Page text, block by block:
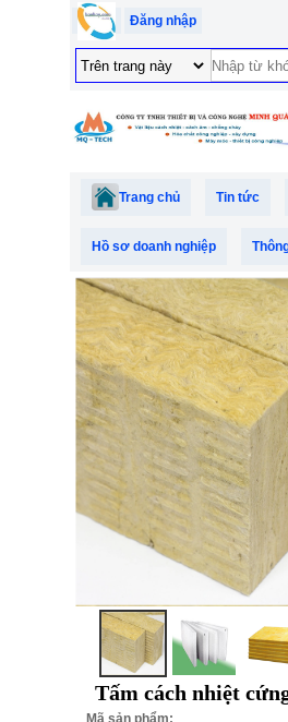
Đăng nhập
Trang chủ Tin tức
Hồ sơ doanh nghiệp
Tấm cách nhiệt
Mã sản phẩm: